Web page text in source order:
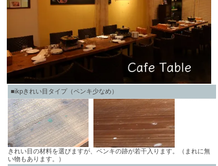
■ikpきれい目タイプ（ペンキ少なめ）
きれい目の材料を選びますが、ペンキの跡が若干入ります。（まれに無
い物もあります。）